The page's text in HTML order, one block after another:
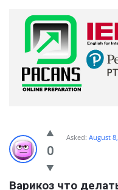
0
Asked: August
Варикоз что